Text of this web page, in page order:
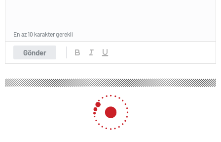
Gönder
En az 10 karakter gerekli